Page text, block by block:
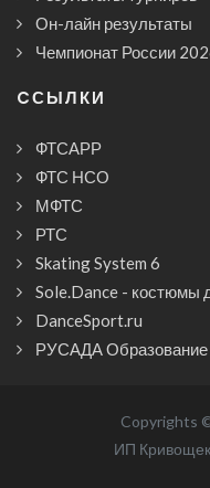
Он-лайн результаты
Чемпионат России
CСЫЛКИ
ФТСАРР
ФТС НСО
МФТС
РТС
Skating System 6
Sole.Dance - костюмы
DanceSport.ru
РУСАДА Образование
Copyrights
ИП